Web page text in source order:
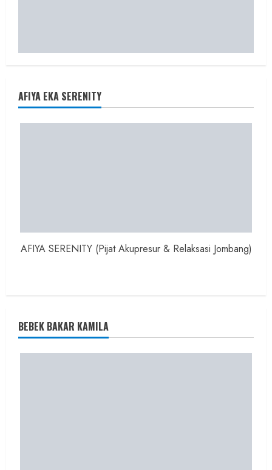
AFIYA EKA SERENITY
AFIYA SERENITY (Pijat Akupresur & Relaksasi Jombang)
BEBEK BAKAR KAMILA